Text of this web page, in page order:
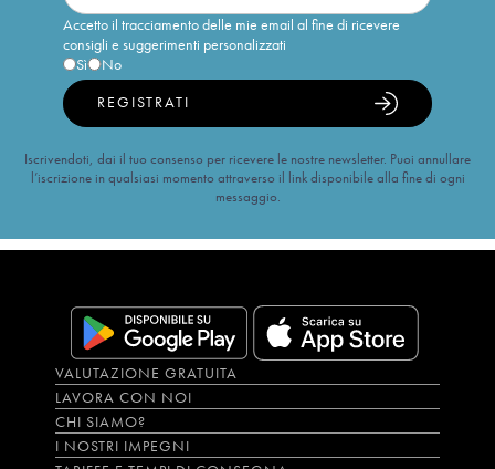
Accetto il tracciamento delle mie email al fine di ricevere
consigli e suggerimenti personalizzati
Sì
No
REGISTRATI
Iscrivendoti, dai il tuo consenso per ricevere le nostre newsletter. Puoi annullare
l’iscrizione in qualsiasi momento attraverso il link disponibile alla fine di ogni
messaggio.
VALUTAZIONE GRATUITA
LAVORA CON NOI
CHI SIAMO?
I NOSTRI IMPEGNI